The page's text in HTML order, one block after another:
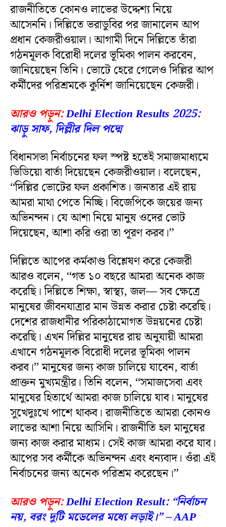
রাজনীতিতে কোনও লাভের উদ্দেশ্য নিয়ে
আসেননি। দিল্লিতে ভরাডুবির পর জানালেন আপ
প্রধান কেজরীওয়াল। আগামী দিনে দিল্লিতে তাঁরা
গঠনমূলক বিরোধী দলের ভূমিকা পালন করবেন,
জানিয়েছেন তিনি। ভোটে হেরে গেলেও দিল্লির আপ
কর্মীদের পরিশ্রমকে কুর্নিশ জানিয়েছেন কেজরী।
আরও পড়ুন:Delhi Election Results 2025:
ঝাড়ু সাফ, দিল্লীর দিল পদ্মে
বিধানসভা নির্বাচনের ফল স্পষ্ট হতেই সমাজমাধ্যমে
ভিডিয়ো বার্তা দিয়েছেন কেজরীওয়াল। বলেছেন,
‘‘দিল্লির ভোটের ফল প্রকাশিত। জনতার এই রায়
আমরা মাথা পেতে নিচ্ছি। বিজেপিকে জয়ের জন্য
অভিনন্দন। যে আশা নিয়ে মানুষ ওদের ভোট
দিয়েছেন, আশা করি ওরা তা পূরণ করব।’’
দিল্লিতে আপের কর্মকাণ্ড বিশ্লেষণ করে কেজরী
আরও বলেন, ‘‘গত ১০ বছরে আমরা অনেক কাজ
করেছি। দিল্লিতে শিক্ষা, স্বাস্থ্য, জল— সব ক্ষেত্রে
মানুষের জীবনযাত্রার মান উন্নত করার চেষ্টা করেছি।
দেশের রাজধানীর পরিকাঠামোগত উন্নয়নের চেষ্টা
করেছি। এখন দিল্লির মানুষের রায় অনুযায়ী আমরা
এখানে গঠনমূলক বিরোধী দলের ভূমিকা পালন
করব।’’ মানুষের জন্য কাজ চালিয়ে যাবেন, বার্তা
প্রাক্তন মুখ্যমন্ত্রীর। তিনি বলেন, ‘‘সমাজসেবা এবং
মানুষের হিতার্থে আমরা কাজ চালিয়ে যাব। মানুষের
সুখেদুঃখে পাশে থাকব। রাজনীতিতে আমরা কোনও
লাভের আশা নিয়ে আসিনি। রাজনীতি হল মানুষের
জন্য কাজ করার মাধ্যম। সেই কাজ আমরা করে যাব।
আপের সব কর্মীকে অভিনন্দন এবং ধন্যবাদ। ওঁরা এই
নির্বাচনের জন্য অনেক পরিশ্রম করেছেন।’’
আরও পড়ুন:Delhi Election Result: “নির্বাচন
নয়, বরং দুটি মডেলের মধ্যে লড়াই।” – AAP